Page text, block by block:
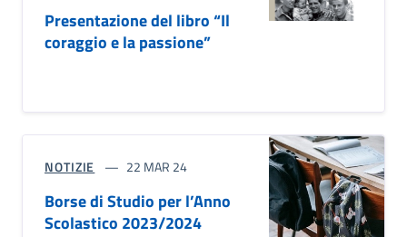
Presentazione del libro “Il
coraggio e la passione”
NOTIZIE 22 MAR 24
Borse di Studio per l’Anno
Scolastico 2023/2024